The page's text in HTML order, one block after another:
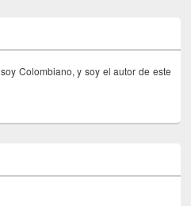
soy Colombiano, y soy el autor de este